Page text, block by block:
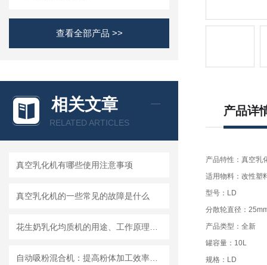
查看全部产品 >>
相关文章
RELATED ARTICLES
真空乳化机有哪些使用注意事项
真空乳化机的一些常见的故障是什么
产品详
产品特性：真空乳
适用物料：改性塑
型号：LD
分散轮直径：
产品类型：全新
罐容量：10L
规格：LD